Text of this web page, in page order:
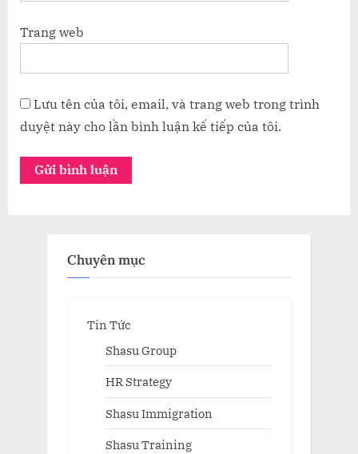
Trang web
Lưu tên của tôi, email, và trang web trong trình
duyệt này cho lần bình luận kế tiếp của tôi.
Chuyên mục
Tin Tức
Shasu Group
HR Strategy
Shasu Immigration
Shasu Training